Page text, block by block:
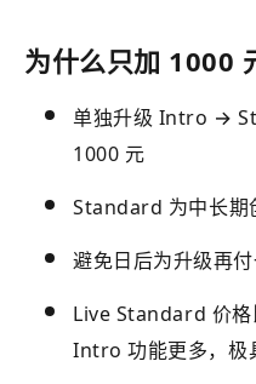
为什么只加 1000
单独升级 Intro →
1000 元
Standard 为中长期
避免日后为升级再
Live Standard 价
Intro 功能更多，极